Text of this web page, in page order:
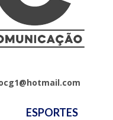
ESPORTES